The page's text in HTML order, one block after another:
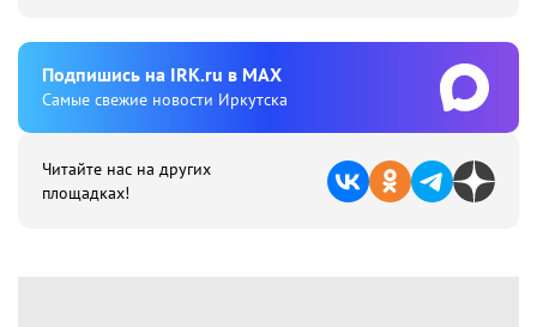
Подпишиcь на IRK.ru в MAX
Cамые свежие новости Иркутска
Читайте нас на других
площадках!